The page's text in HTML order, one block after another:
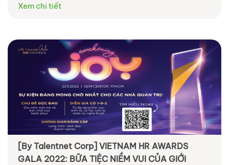
Xem chi tiết
[By Talentnet Corp] VIETNAM HR AWARDS
GALA 2022: BỮA TIỆC NIỀM VUI CỦA GIỚI